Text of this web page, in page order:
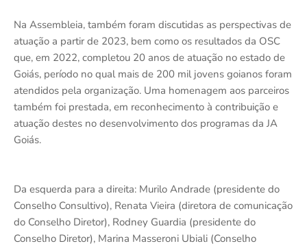
Na Assembleia, também foram discutidas as perspectivas de
atuação a partir de 2023, bem como os resultados da OSC
que, em 2022, completou 20 anos de atuação no estado de
Goiás, período no qual mais de 200 mil jovens goianos foram
atendidos pela organização. Uma homenagem aos parceiros
também foi prestada, em reconhecimento à contribuição e
atuação destes no desenvolvimento dos programas da JA
Goiás.
Da esquerda para a direita: Murilo Andrade (presidente do
Conselho Consultivo), Renata Vieira (diretora de comunicação
do Conselho Diretor), Rodney Guardia (presidente do
Conselho Diretor), Marina Masseroni Ubiali (Conselho